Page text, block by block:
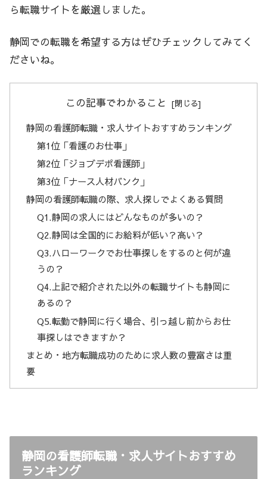
ら転職サイトを厳選しました。
静岡での転職を希望する方はぜひチェックしてみてく
ださいね。
この記事でわかること
静岡の看護師転職・求人サイトおすすめランキング
第1位「看護のお仕事」
第2位「ジョブデポ看護師」
第3位「ナース人材バンク」
静岡の看護師転職の際、求人探しでよくある質問
Q1.静岡の求人にはどんなものが多いの？
Q2.静岡は全国的にお給料が低い？高い？
Q3.ハローワークでお仕事探しをするのと何が違
うの？
Q4.上記で紹介された以外の転職サイトも静岡に
あるの？
Q5.転勤で静岡に行く場合、引っ越し前からお仕
事探しはできますか？
まとめ・地方転職成功のために求人数の豊富さは重
要
静岡の看護師転職・求人サイトおすすめ
ランキング